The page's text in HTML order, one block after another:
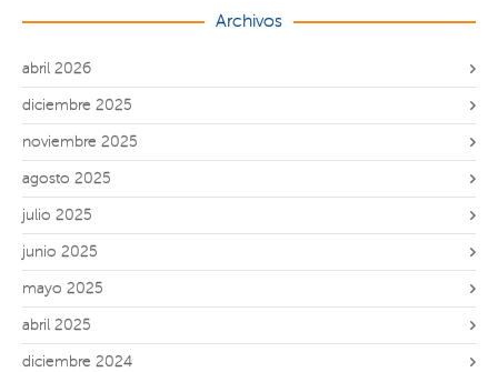
Archivos
abril 2026
diciembre 2025
noviembre 2025
agosto 2025
julio 2025
junio 2025
mayo 2025
abril 2025
diciembre 2024